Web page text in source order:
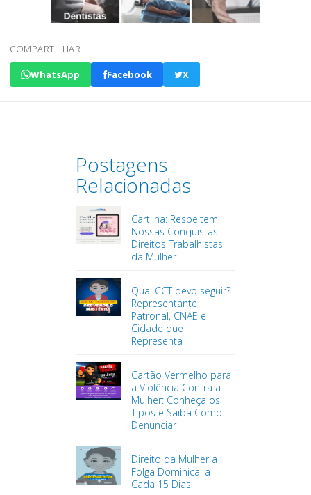
COMPARTILHAR
WhatsApp Facebook X
Postagens
Relacionadas
Cartilha: Respeitem
Nossas Conquistas –
Direitos Trabalhistas
da Mulher
Qual CCT devo seguir?
Representante
Patronal, CNAE e
Cidade que
Representa
Cartão Vermelho para
a Violência Contra a
Mulher: Conheça os
Tipos e Saiba Como
Denunciar
Direito da Mulher a
Folga Dominical a
Cada 15 Dias